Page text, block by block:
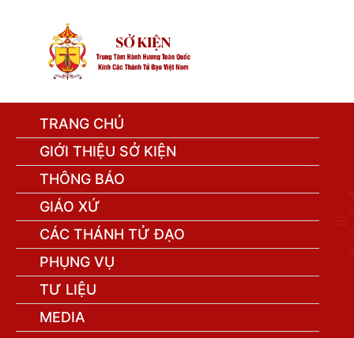
TRANG CHỦ
GIỚI THIỆU SỞ KIỆN
THÔNG BÁO
GIÁO XỨ
CÁC THÁNH TỬ ĐẠO
PHỤNG VỤ
TƯ LIỆU
MEDIA